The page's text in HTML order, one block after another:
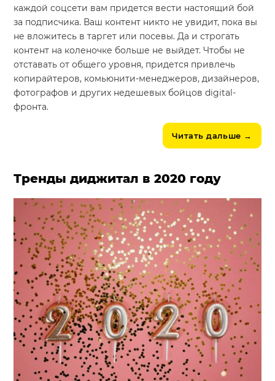
каждой соцсети вам придется вести настоящий бой
за подписчика. Ваш контент никто не увидит, пока вы
не вложитесь в таргет или посевы. Да и строгать
контент на коленочке больше не выйдет. Чтобы не
отставать от общего уровня, придется привлечь
копирайтеров, комьюнити-менеджеров, дизайнеров,
фотографов и других недешевых бойцов digital-
фронта.
Читать дальше →
Тренды диджитал в 2020 году